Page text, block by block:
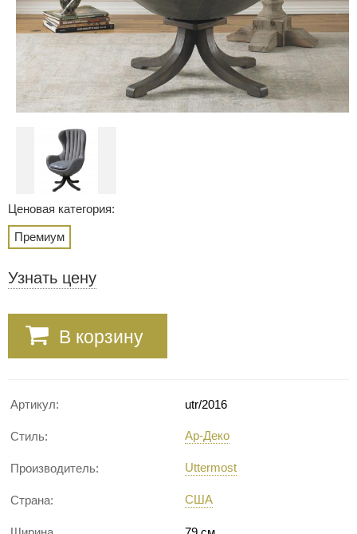
Ценовая категория:
Премиум
Узнать цену
В корзину
Артикул: utr/2016
Стиль: Ар-Деко
Производитель: Uttermost
Страна: США